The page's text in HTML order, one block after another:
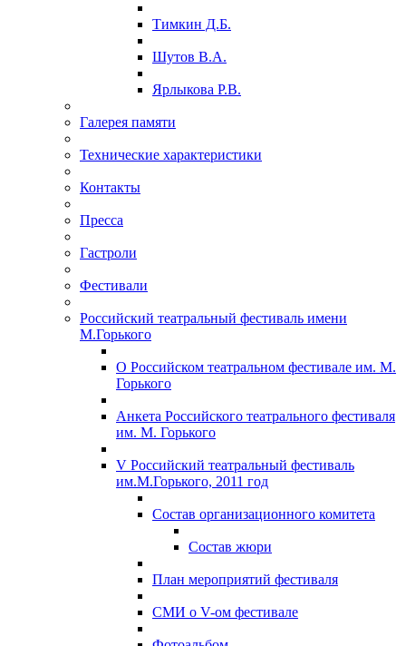
Тимкин Д.Б.
Шутов В.А.
Ярлыкова Р.В.
Галерея памяти
Технические характеристики
Контакты
Пресса
Гастроли
Фестивали
Российский театральный фестиваль имени
М.Горького
О Российском театральном фестивале им. М.
Горького
Анкета Российского театрального фестиваля
им. М. Горького
V Российский театральный фестиваль
им.М.Горького, 2011 год
Состав организационного комитета
Состав жюри
План мероприятий фестиваля
СМИ о V-ом фестивале